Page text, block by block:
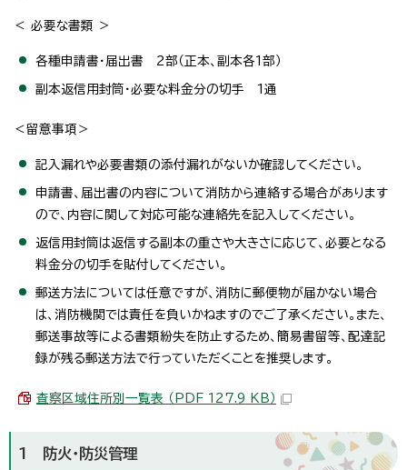
＜ 必要な書類 ＞
各種申請書・届出書 2部（正本、副本各1部）
副本返信用封筒・必要な料金分の切手 1通
＜留意事項＞
記入漏れや必要書類の添付漏れがないか確認してください。
申請書、届出書の内容について消防から連絡する場合があります
ので、内容に関して対応可能な連絡先を記入してください。
返信用封筒は返信する副本の重さや大きさに応じて、必要となる
料金分の切手を貼付してください。
郵送方法については任意ですが、消防に郵便物が届かない場合
は、消防機関では責任を負いかねますのでご了承ください。また、
郵送事故等による書類紛失を防止するため、簡易書留等、配達記
録が残る郵送方法で行っていただくことを推奨します。
査察区域住所別一覧表 （PDF 127.9 KB）
1 防火・防災管理